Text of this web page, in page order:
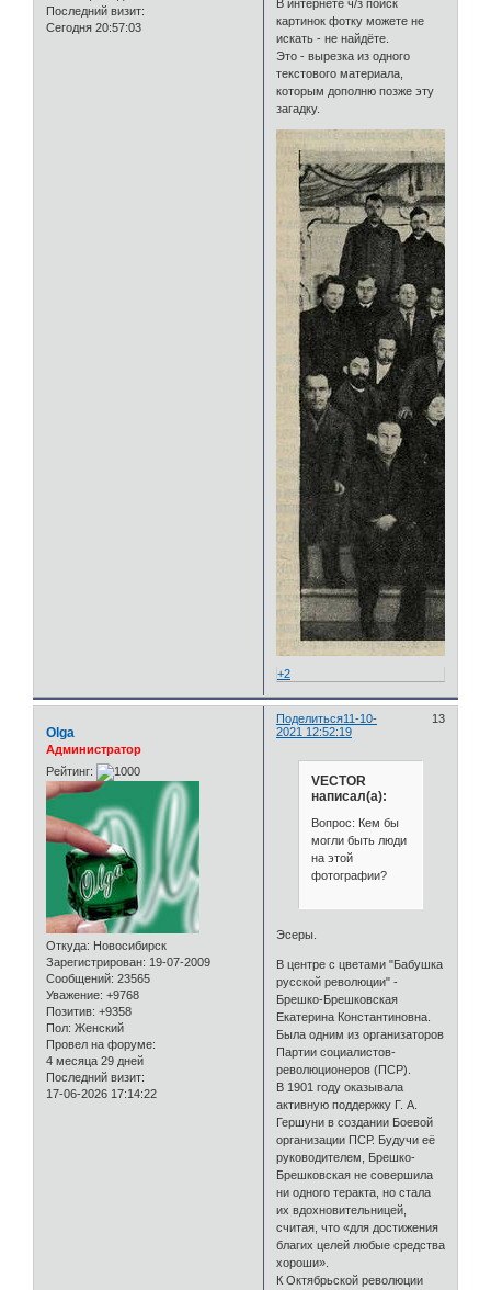
Последний визит:
Сегодня 20:57:03
В интернете ч/з поиск
картинок фотку можете не
искать - не найдёте.
Это - вырезка из одного
текстового материала,
которым дополню позже эту
загадку.
+2
Поделиться 13
11-10-
2021 12:52:19
Olga
Администратор
Рейтинг:
Откуда: Новосибирск
Зарегистрирован: 19-07-2009
Сообщений: 23565
Уважение: +9768
Позитив: +9358
Пол: Женский
Провел на форуме:
4 месяца 29 дней
Последний визит:
17-06-2026 17:14:22
VECTOR
написал(а):
Вопрос: Кем бы
могли быть люди
на этой
фотографии?
Эсеры.
В центре с цветами "Бабушка
русской революции" -
Брешко-Брешковская
Екатерина Константиновна.
Была одним из организаторов
Партии социалистов-
революционеров (ПСР).
В 1901 году оказывала
активную поддержку Г. А.
Гершуни в создании Боевой
организации ПСР. Будучи её
руководителем, Брешко-
Брешковская не совершила
ни одного теракта, но стала
их вдохновительницей,
считая, что «для достижения
благих целей любые средства
хороши».
К Октябрьской революции